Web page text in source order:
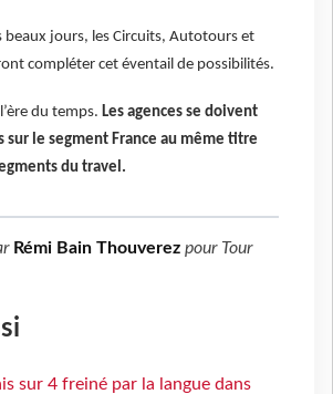
beaux jours, les Circuits, Autotours et
compléter cet éventail de possibilités.
du temps. Les agences se doivent
sur le segment France au même titre
du travel.
Rémi Bain Thouverez pour Tour
sur 4 freiné par la langue dans